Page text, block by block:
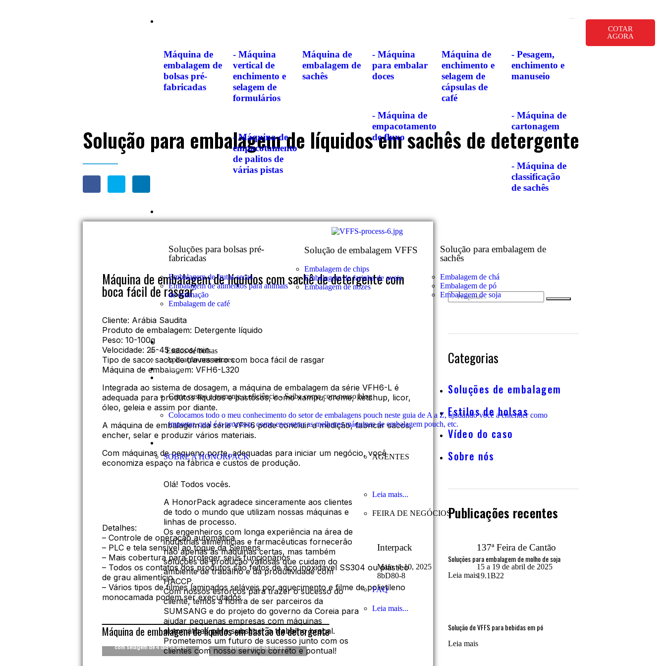
Máquina de
embalagem de
bolsas pré-
fabricadas
- Máquina
vertical de
enchimento e
selagem de
formulários
- Máquina de
empacotamento
de palitos de
várias pistas
Máquina de
embalagem de
sachês
- Máquina
para embalar
doces
- Máquina de
empacotamento
de fluxo
Máquina de
enchimento e
selagem de
cápsulas de
café
- Pesagem,
enchimento e
manuseio
- Máquina de
cartonagem
- Máquina de
classificação
de sachês
Soluções para bolsas pré-
fabricadas
Embalagem de frutas secas
Embalagem de alimentos para animais
de estimação
Embalagem de café
Solução de embalagem VFFS
Embalagem de chips
Embalagem de farinha de aveia
Embalagem de nozes
Solução para embalagem de
sachês
Embalagem de chá
Embalagem de pó
Embalagem de soja
Estilos de bolsas
Aplicação nos setores
Vídeo
Corte custos e aumente a eficiência - Saiba como com nosso blog
Colocamos todo o meu conhecimento do setor de embalagens pouch neste guia de A a Z, ajudando você a entender como
importar, qual é o processo, como encontrar as melhores máquinas de embalagem pouch, etc.
SOBRE A HONORPACK
Olá! Todos vocês.
A HonorPack agradece sinceramente aos clientes
de todo o mundo que utilizam nossas máquinas e
linhas de processo.
Os engenheiros com longa experiência na área de
indústrias alimentícias e farmacêuticas fornecerão
não apenas as máquinas certas, mas também
soluções de produção valiosas que cuidam do
ambiente de trabalho e da produtividade com
HACCP.
Com nossos esforços para trazer o sucesso do
cliente, temos a honra de ser parceiros da
SUMSANG e do projeto do governo da Coreia para
ajudar pequenas empresas com máquinas
automáticas para substituir o trabalho braçal.
Prometemos um futuro de sucesso junto com os
clientes com nosso serviço correto e pontual!
AGENTES
Leia mais...
FEIRA DE NEGÓCIOS
Interpack
Maio. 4-10, 2025
8bD80-8
137ª Feira de Cantão
15 a 19 de abril de 2025
19.1B22
FAQ
Leia mais...
COTAR
AGORA
Solução para embalagem de líquidos em sachês de detergente
Máquina de embalagem de líquidos com sachê de detergente com
boca fácil de rasgar
Cliente: Arábia Saudita
Produto de embalagem: Detergente líquido
Peso: 10-100g
Velocidade: 25-45 sacos/min
Tipo de saco: saco de travesseiro com boca fácil de rasgar
Máquina de embalagem: VFH6-L320
Integrada ao sistema de dosagem, a máquina de embalagem da série VFH6-L é
adequada para produtos líquidos e pastosos, como xampu, creme, ketchup, licor,
óleo, geleia e assim por diante.
A máquina de embalagem da série VFH6 pode concluir a medição, fabricar sacos,
encher, selar e produzir vários materiais.
Com máquinas de pequeno porte, adequadas para iniciar um negócio, você
economiza espaço na fábrica e custos de produção.
Detalhes:
– Controle de operação automática
– PLC e tela sensível ao toque da Siemens
– Mais cobertura para proteger seus funcionários
– Todos os contatos dos produtos são feitos de aço inoxidável SS304 ou plástico
de grau alimentício.
– Vários tipos de filmes laminados seláveis por aquecimento e filme de polietileno
monocamada podem ser executados
Máquina de embalagem de líquidos em bastão de detergente
Máquina de embalagem de sacos
com selagem de 4 lados VFH
Enchimento do pistão
Categorias
Soluções de embalagem
Estilos de bolsas
Vídeo do caso
Sobre nós
Publicações recentes
Soluções para embalagem de molho de soja
Leia mais
Solução de VFFS para bebidas em pó
Leia mais